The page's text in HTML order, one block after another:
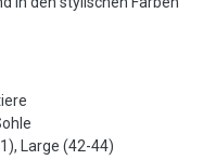
Large (42-44)